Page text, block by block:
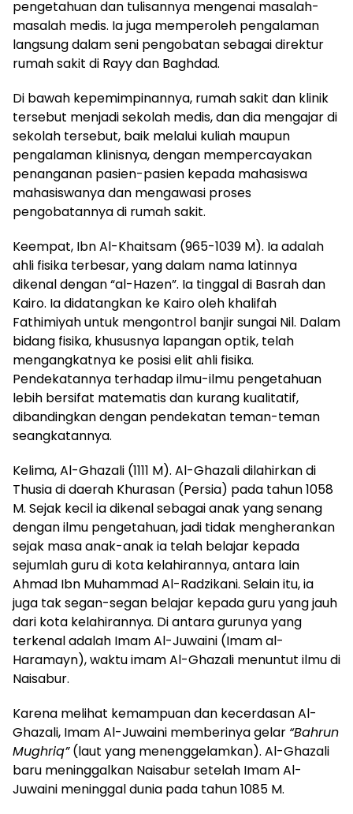
pengetahuan dan tulisannya mengenai masalah-
masalah medis. Ia juga memperoleh pengalaman
langsung dalam seni pengobatan sebagai direktur
rumah sakit di Rayy dan Baghdad.
Di bawah kepemimpinannya, rumah sakit dan klinik
tersebut menjadi sekolah medis, dan dia mengajar di
sekolah tersebut, baik melalui kuliah maupun
pengalaman klinisnya, dengan mempercayakan
penanganan pasien-pasien kepada mahasiswa
mahasiswanya dan mengawasi proses
pengobatannya di rumah sakit.
Keempat, Ibn Al-Khaitsam (965-1039 M). Ia adalah
ahli fisika terbesar, yang dalam nama latinnya
dikenal dengan “al-Hazen”. Ia tinggal di Basrah dan
Kairo. Ia didatangkan ke Kairo oleh khalifah
Fathimiyah untuk mengontrol banjir sungai Nil. Dalam
bidang fisika, khususnya lapangan optik, telah
mengangkatnya ke posisi elit ahli fisika.
Pendekatannya terhadap ilmu-ilmu pengetahuan
lebih bersifat matematis dan kurang kualitatif,
dibandingkan dengan pendekatan teman-teman
seangkatannya.
Kelima, Al-Ghazali (1111 M). Al-Ghazali dilahirkan di
Thusia di daerah Khurasan (Persia) pada tahun 1058
M. Sejak kecil ia dikenal sebagai anak yang senang
dengan ilmu pengetahuan, jadi tidak mengherankan
sejak masa anak-anak ia telah belajar kepada
sejumlah guru di kota kelahirannya, antara lain
Ahmad Ibn Muhammad Al-Radzikani. Selain itu, ia
juga tak segan-segan belajar kepada guru yang jauh
dari kota kelahirannya. Di antara gurunya yang
terkenal adalah Imam Al-Juwaini (Imam al-
Haramayn), waktu imam Al-Ghazali menuntut ilmu di
Naisabur.
Karena melihat kemampuan dan kecerdasan Al-
Ghazali, Imam Al-Juwaini memberinya gelar “Bahrun
Mughriq”(laut yang menenggelamkan). Al-Ghazali
baru meninggalkan Naisabur setelah Imam Al-
Juwaini meninggal dunia pada tahun 1085 M.